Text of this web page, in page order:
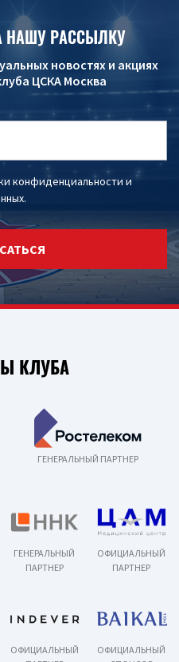
НАШУ РАССЫЛКУ
новостях и акциях
ЦСКА Москва
конфиденциальности и
.
КЛУБА
ГЕНЕРАЛЬНЫЙ ПАРТНЕР
ГЕНЕРАЛЬНЫЙ
ПАРТНЕР
ОФИЦИАЛЬНЫЙ
ПАРТНЕР
ОФИЦИАЛЬНЫЙ
ОФИЦИАЛЬНЫЙ